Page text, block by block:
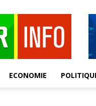
ECONOMIE